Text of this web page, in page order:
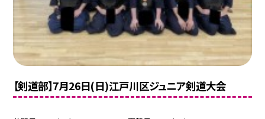
【剣道部】7月26日(日)江戸川区ジュニア剣道大会